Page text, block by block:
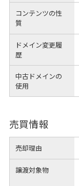
コンテンツの性
質
ドメイン変更履
歴
中古ドメインの
使用
売買情報
売却理由
譲渡対象物